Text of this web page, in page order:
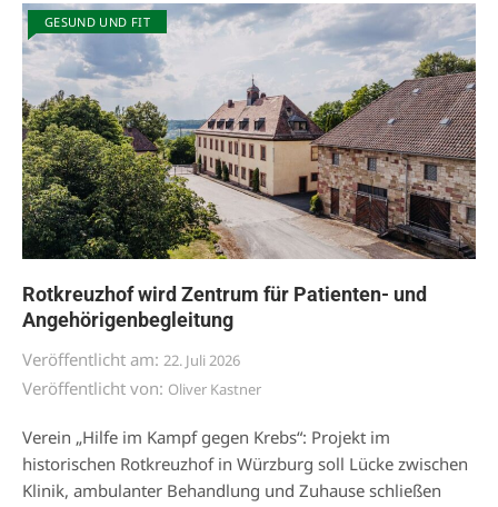
GESUND UND FIT
Rotkreuzhof wird Zentrum für Patienten- und
Angehörigenbegleitung
Veröffentlicht am: 22. Juli 2026
Veröffentlicht von: Oliver Kastner
Verein „Hilfe im Kampf gegen Krebs“: Projekt im
historischen Rotkreuzhof in Würzburg soll Lücke zwischen
Klinik, ambulanter Behandlung und Zuhause schließen